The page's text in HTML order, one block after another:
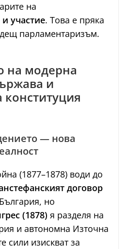
на
участие. Това е пряка
парламентаризъм.
на модерна
и
конституция
— нова
(1877–1878) води до
договор
но
(1878) я разделя на
и автономна Източна
сили изискват за